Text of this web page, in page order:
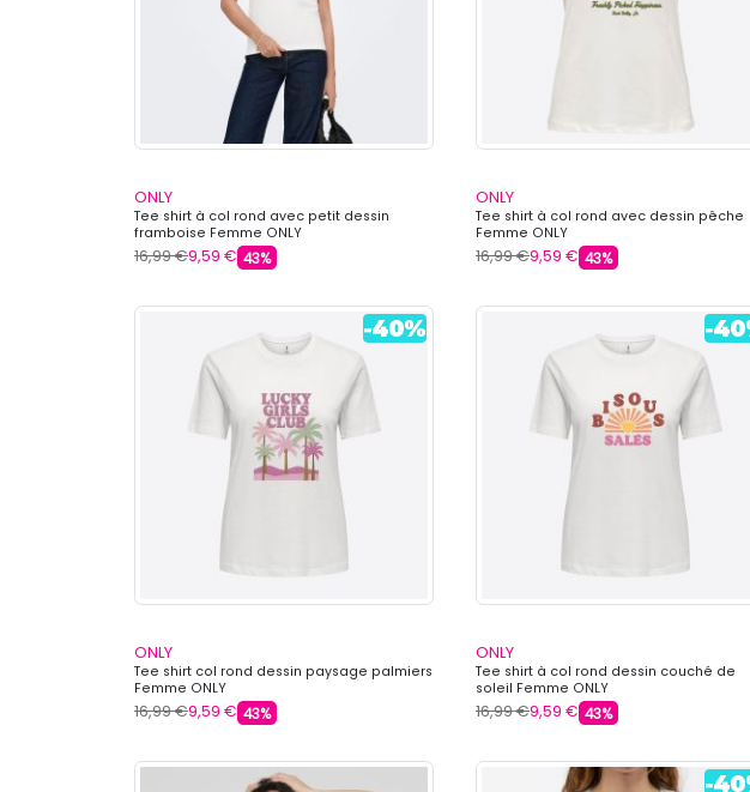
ONLY
Tee shirt à col rond avec petit dessin
framboise Femme ONLY
16,99 €9,59 € 43%
ONLY
Tee shirt à col rond avec dessin pêche
Femme ONLY
16,99 €9,59 € 43%
ONLY
Tee shirt col rond dessin paysage palmiers
Femme ONLY
16,99 €9,59 € 43%
ONLY
Tee shirt à col rond dessin couché de
soleil Femme ONLY
16,99 €9,59 € 43%